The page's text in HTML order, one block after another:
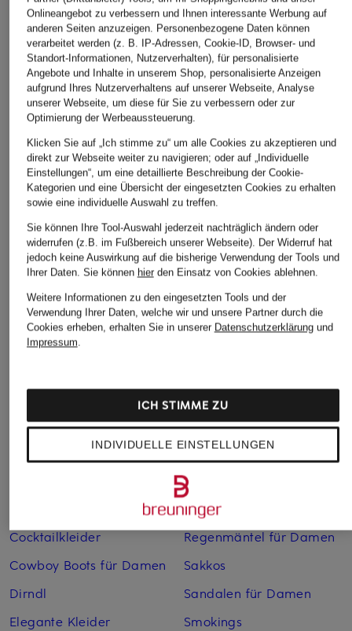
VALENTINO
GARAVANI
Ledergürtel zum
Wenden
CHF 480
VICTORIA BECKHAM
Ledergürtel
VICTORIA
Ledergürtel
CHF 209
Weitere Kategorien
Anzüge für Herren
Bademäntel für Herren
Bikinis für Damen
Cocktailkleider
Cowboy Boots für Damen
Dirndl
Elegante Kleider
Lederjacken für Damen
Lederjacken für Herren
Leinenhosen für Herren
Leinenkleider
Maxikleider
Regenmäntel für Damen
Sakkos
Sandalen für Damen
Smokings
Onlineangebot zu verbessern und Ihnen interessante Werbung auf
anderen Seiten anzuzeigen. Personenbezogene Daten können
verarbeitet werden (z. B. IP-Adressen, Cookie-ID, Browser- und
Standort-Informationen, Nutzerverhalten), für personalisierte
Angebote und Inhalte in unserem Shop, personalisierte Anzeigen
aufgrund Ihres Nutzerverhaltens auf unserer Webseite, Analyse
unserer Webseite, um diese für Sie zu verbessern oder zur
Optimierung der Werbeaussteuerung.
Klicken Sie auf „Ich stimme zu“ um alle Cookies zu akzeptieren und
direkt zur Webseite weiter zu navigieren; oder auf „Individuelle
Einstellungen“, um eine detaillierte Beschreibung der Cookie-
Kategorien und eine Übersicht der eingesetzten Cookies zu erhalten
sowie eine individuelle Auswahl zu treffen.
Sie können Ihre Tool-Auswahl jederzeit nachträglich ändern oder
widerrufen (z.B. im Fußbereich unserer Webseite). Der Widerruf hat
jedoch keine Auswirkung auf die bisherige Verwendung der Tools und
Ihrer Daten. Sie können hierden Einsatz von Cookies ablehnen.
Weitere Informationen zu den eingesetzten Tools und der
Verwendung Ihrer Daten, welche wir und unsere Partner durch die
Cookies erheben, erhalten Sie in unserer Datenschutzerklärungund
Impressum.
INDIVIDUELLE EINSTELLUNGEN
ICH STIMME ZU